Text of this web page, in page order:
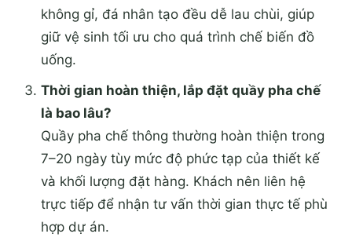
không gỉ, đá nhân tạo đều dễ lau chùi, giúp
giữ vệ sinh tối ưu cho quá trình chế biến đồ
uống.
Thời gian hoàn thiện, lắp đặt quầy pha chế
là bao lâu?
Quầy pha chế thông thường hoàn thiện trong
7–20 ngày tùy mức độ phức tạp của thiết kế
và khối lượng đặt hàng. Khách nên liên hệ
trực tiếp để nhận tư vấn thời gian thực tế phù
hợp dự án.